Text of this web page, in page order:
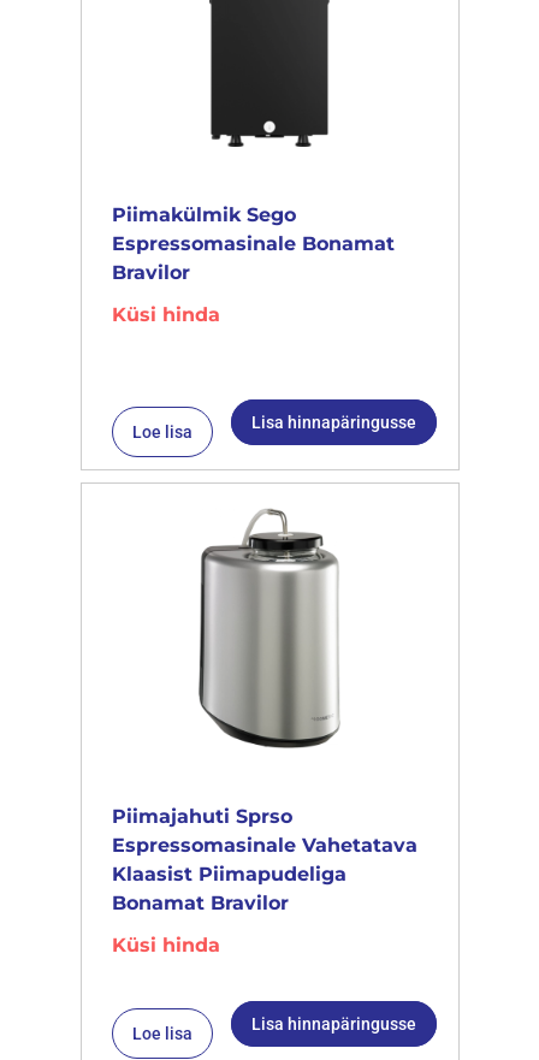
Piimakülmik Sego
Espressomasinale Bonamat
Bravilor
Küsi hinda
Loe lisa Lisa hinnapäringusse
Piimajahuti Sprso
Espressomasinale Vahetatava
Klaasist Piimapudeliga
Bonamat Bravilor
Küsi hinda
Loe lisa Lisa hinnapäringusse